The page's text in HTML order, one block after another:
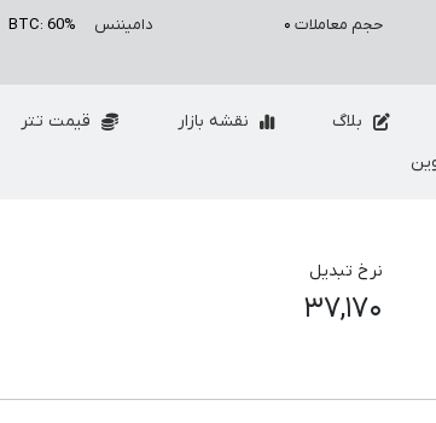
حجم معاملات ۰ دامیننس BTC: 60%
بلاگ نقشه بازار قیمت تتر
نرخ تبدیل
۳۷,۱۷۰